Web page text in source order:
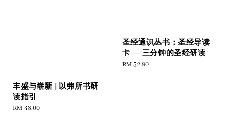
丰盛与崭新 | 以弗所书研
读指引
Regular
RM 48.00
圣经通识丛书：圣经导读
卡──三分钟的圣经研读
Regular
RM 52.80